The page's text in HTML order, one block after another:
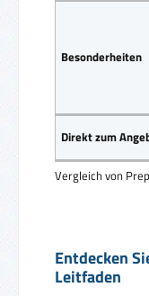
Vergleich von
Besonderheiten
Direkt zum
Entdecken
Leitfaden